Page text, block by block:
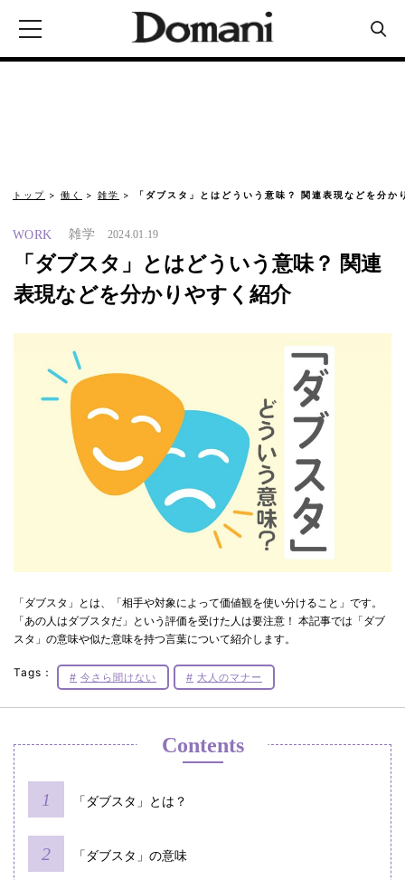
トップ 働く 雑学 「ダブスタ」とはどういう意味？ 関連表現などを分か
WORK 雑学 2024.01.19
「ダブスタ」とはどういう意味？ 関連
表現などを分かりやすく紹介
「ダブスタ」とは、「相手や対象によって価値観を使い分けること」です。
「あの人はダブスタだ」という評価を受けた人は要注意！ 本記事では「ダブ
スタ」の意味や似た意味を持つ言葉について紹介します。
Tags： 今さら聞けない 大人のマナー
Contents
「ダブスタ」とは？
「ダブスタ」の意味